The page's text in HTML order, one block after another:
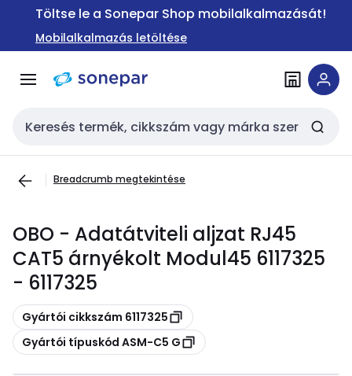
Ugrás a
Ugrás a
tartalomra
Töltse le a Sonepar Shop mobilalkalmazását!
Mobilalkalmazás letöltése
Keresési bemenet
Breadcrumb megtekintése
OBO - Adatátviteli aljzat RJ45
CAT5 árnyékolt Modul45 6117325
- 6117325
Másolás
Gyártói cikkszám 6117325
Másolás
Gyártói típuskód ASM-C5 G